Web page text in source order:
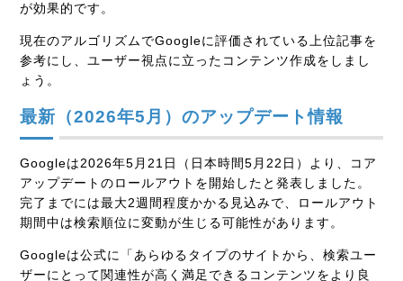
が効果的です。
現在のアルゴリズムでGoogleに評価されている上位記事を
参考にし、ユーザー視点に立ったコンテンツ作成をしまし
ょう。
最新（2026年5月）のアップデート情報
Googleは2026年5月21日（日本時間5月22日）より、コア
アップデートのロールアウトを開始したと発表しました。
完了までには最大2週間程度かかる見込みで、ロールアウト
期間中は検索順位に変動が生じる可能性があります。
Googleは公式に「あらゆるタイプのサイトから、検索ユー
ザーにとって関連性が高く満足できるコンテンツをより良